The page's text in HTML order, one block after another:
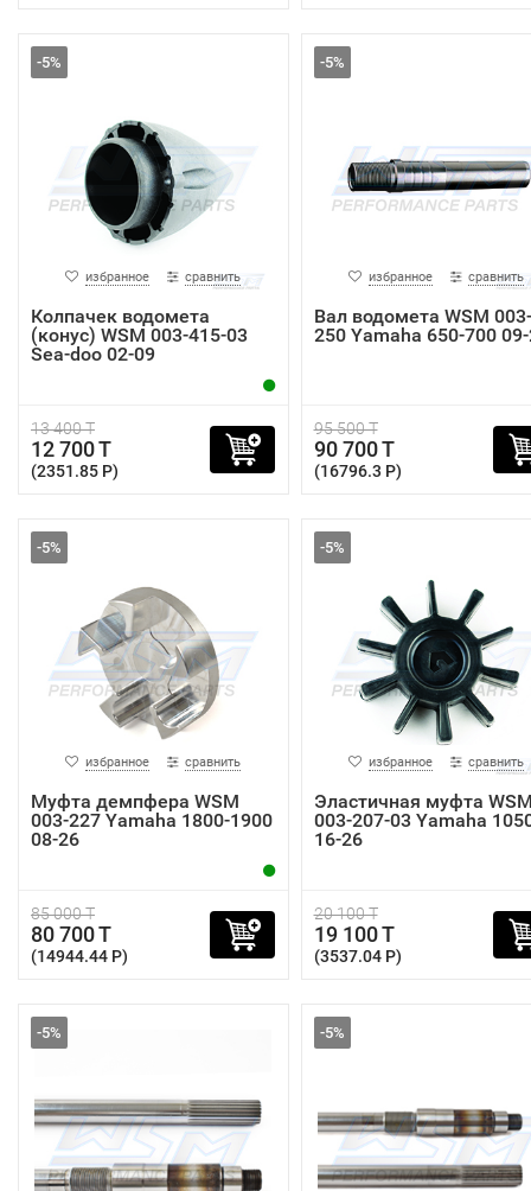
-5%
избранное сравнить
Колпачек водомета
(конус) WSM 003-415-03
Sea-doo 02-09
13 400 T
12 700 T
(2351.85 P)
-5%
избранное сравнить
Вал водомета WSM 003-
250 Yamaha 650-700
95 500 T
90 700 T
(16796.3 P)
-5%
избранное сравнить
Муфта демпфера WSM
003-227 Yamaha 1800-1900
08-26
85 000 T
80 700 T
(14944.44 P)
-5%
избранное сравнить
Эластичная муфта
003-207-03 Yamaha
16-26
20 100 T
19 100 T
(3537.04 P)
-5% -5%